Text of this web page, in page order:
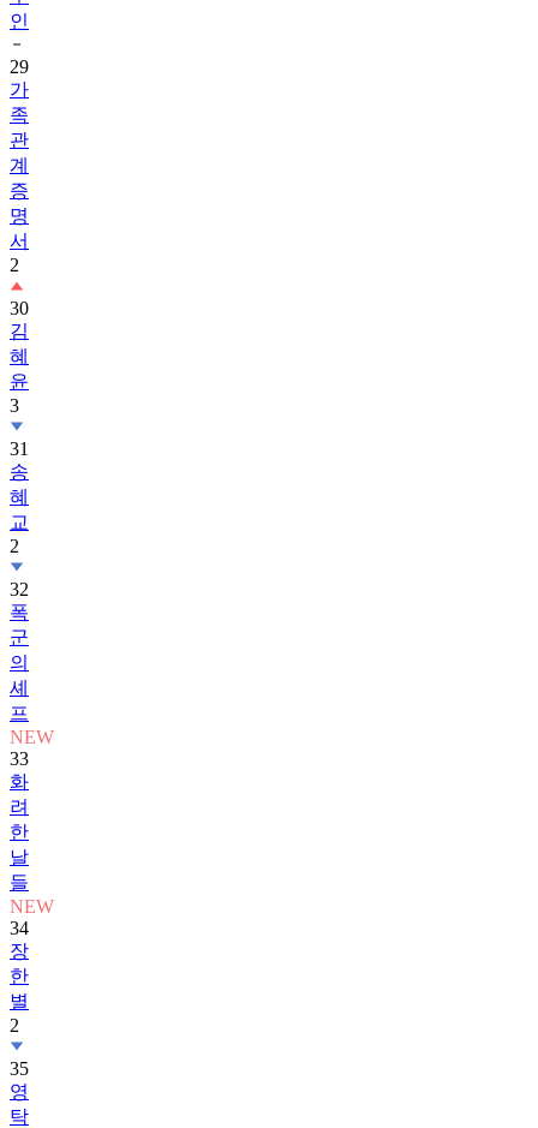
인
29
가
족
관
계
증
명
서
2
30
김
혜
윤
3
31
송
혜
교
2
32
폭
군
의
셰
프
NEW
33
화
려
한
날
들
NEW
34
장
한
별
2
35
영
탁